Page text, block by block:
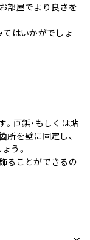
部屋でより良さを
てはいかがでしょ
画鋲・もしくは貼
所を壁に固定し、
う。
ることができるの